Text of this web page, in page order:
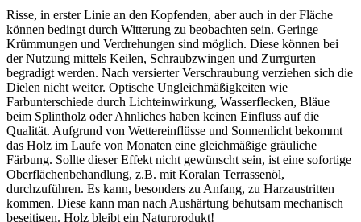
Risse, in erster Linie an den Kopfenden, aber auch in der Fläche
können bedingt durch Witterung zu beobachten sein. Geringe
Krümmungen und Verdrehungen sind möglich. Diese können bei
der Nutzung mittels Keilen, Schraubzwingen und Zurrgurten
begradigt werden. Nach versierter Verschraubung verziehen sich die
Dielen nicht weiter. Optische Ungleichmäßigkeiten wie
Farbunterschiede durch Lichteinwirkung, Wasserflecken, Bläue
beim Splintholz oder Ahnliches haben keinen Einfluss auf die
Qualität. Aufgrund von Wettereinflüsse und Sonnenlicht bekommt
das Holz im Laufe von Monaten eine gleichmäßige gräuliche
Färbung. Sollte dieser Effekt nicht gewünscht sein, ist eine sofortige
Oberflächenbehandlung, z.B. mit Koralan Terrassenöl,
durchzuführen. Es kann, besonders zu Anfang, zu Harzaustritten
kommen. Diese kann man nach Aushärtung behutsam mechanisch
beseitigen. Holz bleibt ein Naturprodukt!